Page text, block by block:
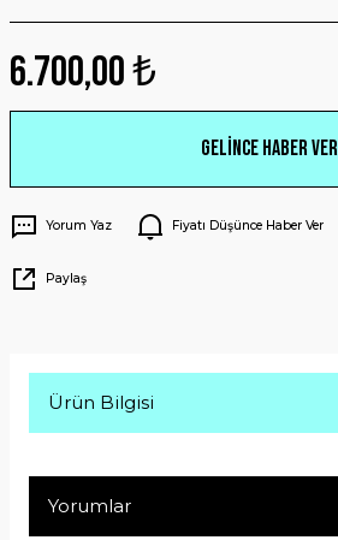
6.700,00 ₺
Gelince Haber Ver
Yorum Yaz Fiyatı Düşünce Haber Ver
Paylaş
Ürün Bilgisi
Yorumlar